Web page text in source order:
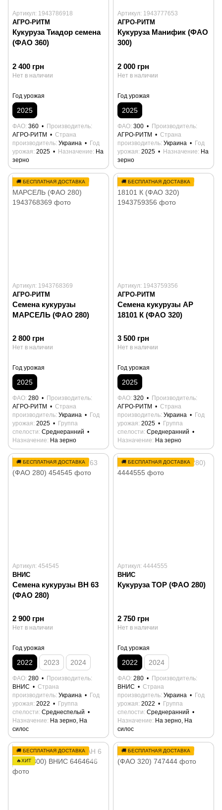
Артикул: 1943786918
АГРО-РИТМ
Кукуруза Тиадор семена
(ФАО 360)
2 400 грн
Нет в наличии
Год урожая
2025
ФАО 360
Производитель
АГРО-РИТМ
Страна
производитель Украина
Год
урожая 2025 Назначение На
зерно
Артикул: 1943777653
АГРО-РИТМ
Кукуруза Манифик (ФАО
300)
2 000 грн
Нет в наличии
Год урожая
2025
ФАО 300
Производитель
АГРО-РИТМ
Страна
производитель Украина
Год
урожая 2025 Назначение На
зерно
🚚 БЕСПЛАТНАЯ ДОСТАВКА
Артикул: 1943768369
АГРО-РИТМ
Семена кукурузы
МАРСЕЛЬ (ФАО 280)
2 800 грн
Нет в наличии
Год урожая
2025
ФАО 280
Производитель
АГРО-РИТМ
Страна
производитель Украина
Год
урожая 2025
Группа
спелости Среднеранний
Назначение
На зерно
🚚 БЕСПЛАТНАЯ ДОСТАВКА
Артикул: 1943759356
АГРО-РИТМ
Семена кукурузы АР
18101 К (ФАО 320)
3 500 грн
Нет в наличии
Год урожая
2025
ФАО 320
Производитель
АГРО-РИТМ
Страна
производитель Украина
Год
урожая 2025
Группа
спелости Среднеранний
Назначение
На зерно
🚚 БЕСПЛАТНАЯ ДОСТАВКА
Артикул: 454545
ВНИС
Семена кукурузы ВН 63
(ФАО 280)
2 900 грн
Нет в наличии
Год урожая
2022 2023 2024
ФАО 280
Производитель
ВНИС
Страна
производитель Украина
Год
урожая 2022
Группа
спелости Среднеспелый
Назначение
На зерно, На
силос
🚚 БЕСПЛАТНАЯ ДОСТАВКА
Артикул: 4444555
ВНИС
Кукуруза ТОР (ФАО 280)
2 750 грн
Нет в наличии
Год урожая
2022 2024
ФАО 280
Производитель
ВНИС
Страна
производитель Украина
Год
урожая 2022
Группа
спелости Среднеранний
Назначение
На зерно, На
силос
🚚 БЕСПЛАТНАЯ ДОСТАВКА
🔥ХИТ
🚚 БЕСПЛАТНАЯ ДОСТАВКА